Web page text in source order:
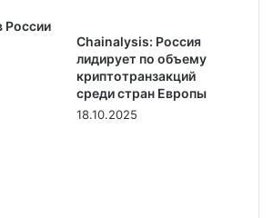
России
Chainalysis: Россия
лидирует по объему
криптотранзакций
среди стран Европы
18.10.2025